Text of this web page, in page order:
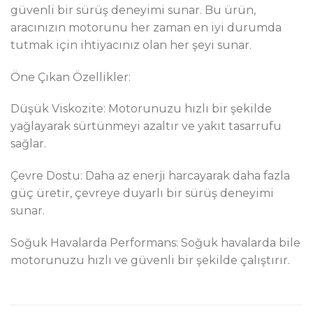
güvenli bir sürüş deneyimi sunar. Bu ürün,
aracınızın motorunu her zaman en iyi durumda
tutmak için ihtiyacınız olan her şeyi sunar.
Öne Çıkan Özellikler:
Düşük Viskozite: Motorunuzu hızlı bir şekilde
yağlayarak sürtünmeyi azaltır ve yakıt tasarrufu
sağlar.
Çevre Dostu: Daha az enerji harcayarak daha fazla
güç üretir, çevreye duyarlı bir sürüş deneyimi
sunar.
Soğuk Havalarda Performans: Soğuk havalarda bile
motorunuzu hızlı ve güvenli bir şekilde çalıştırır.